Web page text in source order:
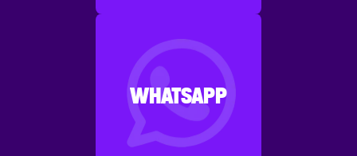
WHATSAPP